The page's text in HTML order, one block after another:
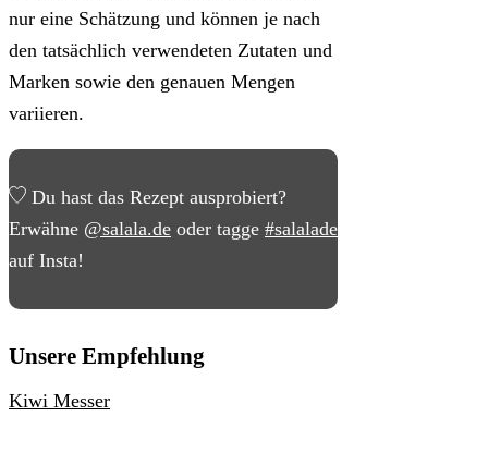
nur eine Schätzung und können je nach
den tatsächlich verwendeten Zutaten und
Marken sowie den genauen Mengen
variieren.
Du hast das Rezept ausprobiert?
Erwähne @salala.de oder tagge #salalade
auf Insta!
Unsere Empfehlung
Kiwi Messer